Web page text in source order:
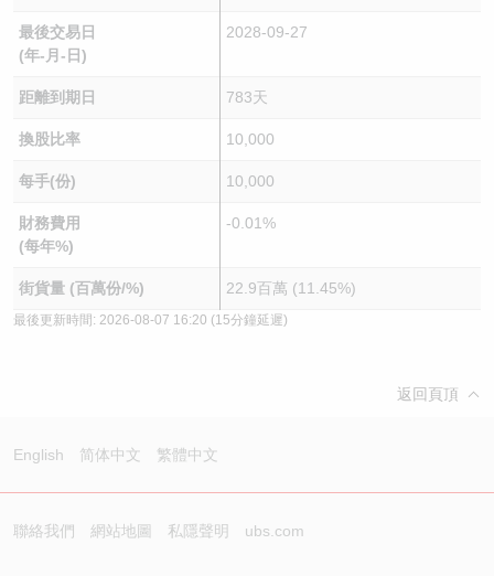
最後交易日
(年-月-日)
2028-09-27
距離到期日 783天
換股比率 10,000
每手(份) 10,000
財務費用
(每年%)
-0.01%
街貨量 (百萬份/%) 22.9百萬 (11.45%)
最後更新時間: 2026-08-07 16:20 (15分鐘延遲)
返回頁頂
English 简体中文 繁體中文
聯絡我們 網站地圖 私隱聲明 ubs.com